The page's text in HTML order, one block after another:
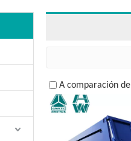
A comparación de